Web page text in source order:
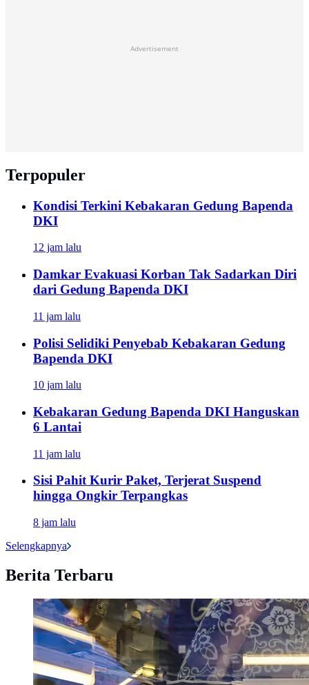
Advertisement
Terpopuler
Kondisi Terkini Kebakaran Gedung Bapenda
DKI
12 jam lalu
Damkar Evakuasi Korban Tak Sadarkan Diri
dari Gedung Bapenda DKI
11 jam lalu
Polisi Selidiki Penyebab Kebakaran Gedung
Bapenda DKI
10 jam lalu
Kebakaran Gedung Bapenda DKI Hanguskan
6 Lantai
11 jam lalu
Sisi Pahit Kurir Paket, Terjerat Suspend
hingga Ongkir Terpangkas
8 jam lalu
Selengkapnya
Berita Terbaru